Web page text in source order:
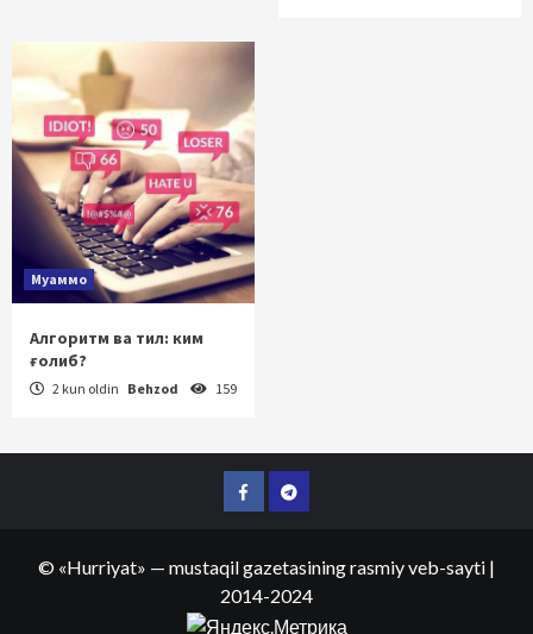
Муаммо
Алгоритм ва тил: ким
ғолиб?
2 kun oldin Behzod 159
FacebookTelegram
© «Hurriyat» — mustaqil gazetasining rasmiy veb-sayti |
2014-2024